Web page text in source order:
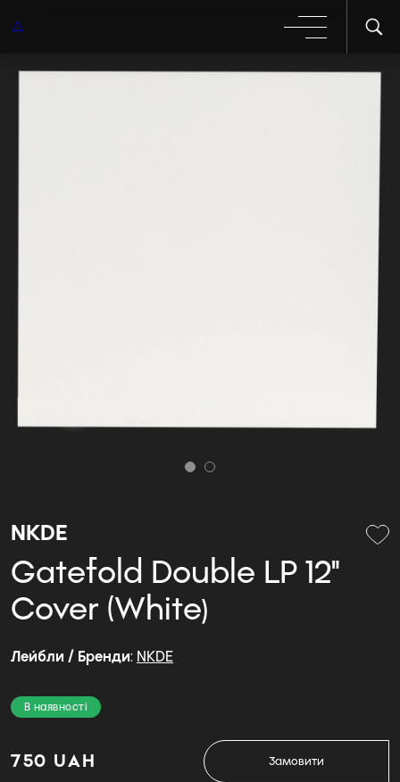
NKDE
Gatefold Double LP 12"
Cover (White)
Лейбли / Бренди: NKDE
В наявності
750 UAH Замовити